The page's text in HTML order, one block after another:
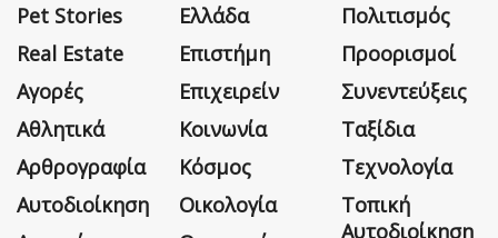
Pet Stories
Real Estate
Αγορές
Αθλητικά
Αρθρογραφία
Αυτοδιοίκηση
Ελλάδα
Επιστήμη
Επιχειρείν
Κοινωνία
Κόσμος
Οικολογία
Πολιτισμός
Προορισμοί
Συνεντεύξεις
Ταξίδια
Τεχνολογία
Τοπική
Αυτοδιοίκηση